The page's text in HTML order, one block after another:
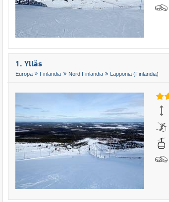
1. Ylläs
Europa Finlandia Nord Finlandia Lapponia (Finlandia)